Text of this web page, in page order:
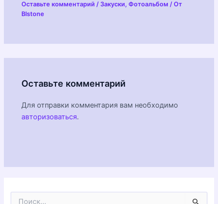
Оставьте комментарий / Закуски,Фотоальбом / От
Blstone
Оставьте комментарий
Для отправки комментария вам необходимо
авторизоваться.